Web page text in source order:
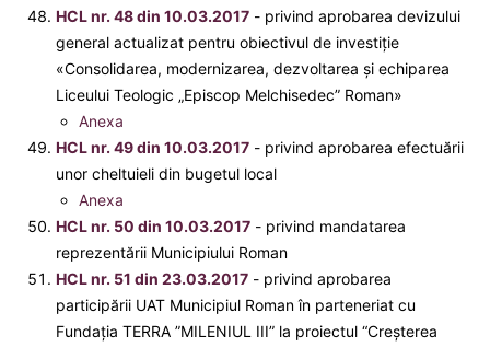
HCL nr. 48 din 10.03.2017 - privind aprobarea devizului
general actualizat pentru obiectivul de investiție
«Consolidarea, modernizarea, dezvoltarea și echiparea
Liceului Teologic „Episcop Melchisedec” Roman»
Anexa
HCL nr. 49 din 10.03.2017 - privind aprobarea efectuării
unor cheltuieli din bugetul local
Anexa
HCL nr. 50 din 10.03.2017 - privind mandatarea
reprezentării Municipiului Roman
HCL nr. 51 din 23.03.2017 - privind aprobarea
participării UAT Municipiul Roman în parteneriat cu
Fundația TERRA ”MILENIUL III” la proiectul “Creșterea